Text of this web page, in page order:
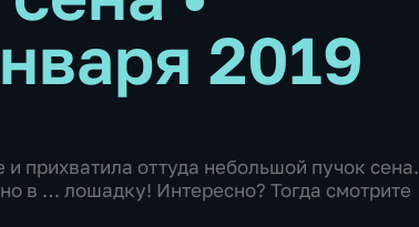
2019
прихватила оттуда небольшой пучок сена.
в … лошадку! Интересно? Тогда смотрите